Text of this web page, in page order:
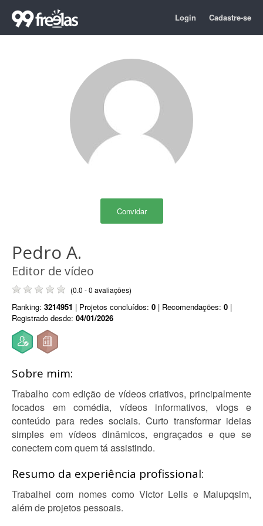
Login Cadastre-se
Convidar
Pedro A.
Editor de vídeo
(0.0 - 0 avaliações)
Ranking: 3214951 | Projetos concluídos: 0 | Recomendações: 0 |
Registrado desde: 04/01/2026
Sobre mim:
Trabalho com edição de vídeos criativos, principalmente
focados em comédia, vídeos informativos, vlogs e
conteúdo para redes sociais. Curto transformar ideias
simples em vídeos dinâmicos, engraçados e que se
conectem com quem tá assistindo.
Resumo da experiência profissional:
Trabalhei com nomes como Victor Lelis e Malupqsim,
além de projetos pessoais.